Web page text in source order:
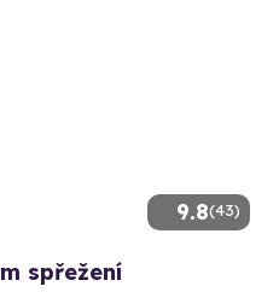
9.8(43)
spřežení